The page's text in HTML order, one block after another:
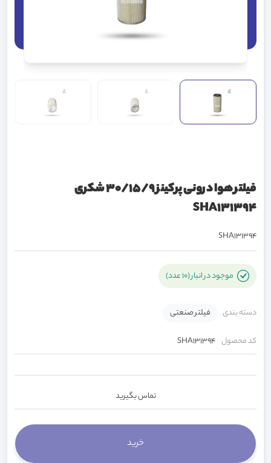
فیلتر هوا درونی پرکینز 30/15/9 شکری
SHA131394
SHA131394
موجود در انبار (10 عدد)
دسته بندی فیلتر صنعتی
کد محصول SHA131394
تماس بگیرید